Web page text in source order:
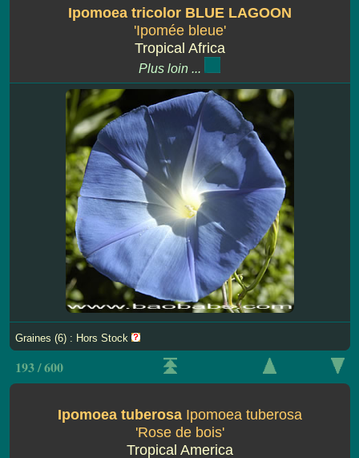
Ipomoea tricolor BLUE LAGOON
'Ipomée bleue'
Tropical Africa
Plus loin ...
Graines (6) : Hors Stock
193 / 600
Ipomoea tuberosa Ipomoea tuberosa
'Rose de bois'
Tropical America